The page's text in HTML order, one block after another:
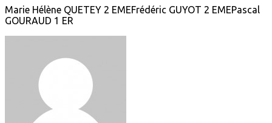
Marie Hélène QUETEY 2 EMEFrédéric GUYOT 2 EMEPascal
GOURAUD 1 ER